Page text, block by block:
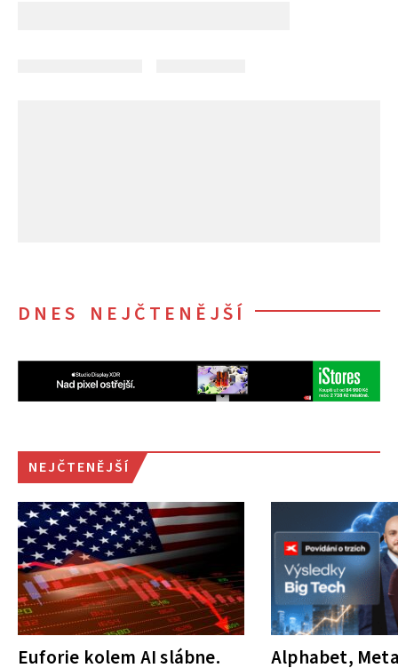
DNES NEJČTENĚJŠÍ
NEJČTENĚJŠÍ
Euforie kolem AI slábne. Alphabet,